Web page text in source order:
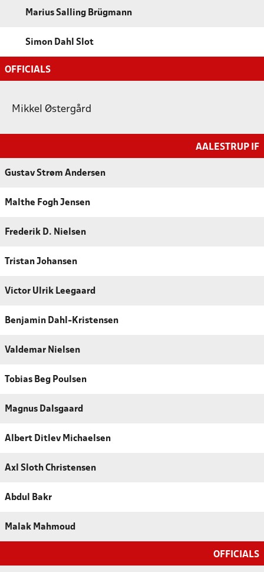
Marius Salling Brügmann
Simon Dahl Slot
OFFICIALS
Mikkel Østergård
AALESTRUP IF
Gustav Strøm Andersen
Malthe Fogh Jensen
Frederik D. Nielsen
Tristan Johansen
Victor Ulrik Leegaard
Benjamin Dahl-Kristensen
Valdemar Nielsen
Tobias Beg Poulsen
Magnus Dalsgaard
Albert Ditlev Michaelsen
Axl Sloth Christensen
Abdul Bakr
Malak Mahmoud
OFFICIALS